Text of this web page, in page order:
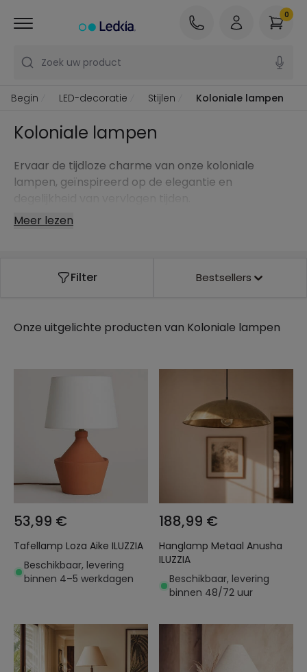
Zoek uw product
0
Begin LED-decoratie Stijlen Koloniale lampen
Koloniale lampen
Ervaar de tijdloze charme van onze koloniale
lampen, geïnspireerd op de elegantie en
Meer lezen
Filter Bestsellers
Onze uitgelichte producten van Koloniale lampen
53,99 €
Tafellamp Loza Aike ILUZZIA
Beschikbaar, levering
binnen 4–5 werkdagen
188,99 €
Hanglamp Metaal Anusha
ILUZZIA
Beschikbaar, levering
binnen 48/72 uur